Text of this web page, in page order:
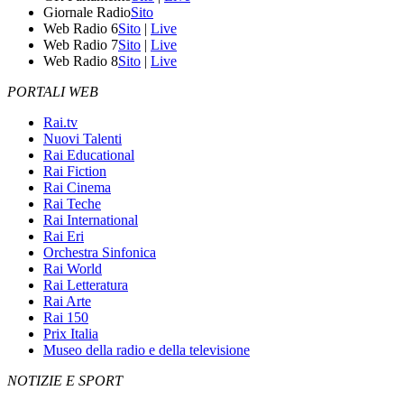
Giornale RadioSito
Web Radio 6Sito | Live
Web Radio 7Sito | Live
Web Radio 8Sito | Live
PORTALI WEB
Rai.tv
Nuovi Talenti
Rai Educational
Rai Fiction
Rai Cinema
Rai Teche
Rai International
Rai Eri
Orchestra Sinfonica
Rai World
Rai Letteratura
Rai Arte
Rai 150
Prix Italia
Museo della radio e della televisione
NOTIZIE E SPORT